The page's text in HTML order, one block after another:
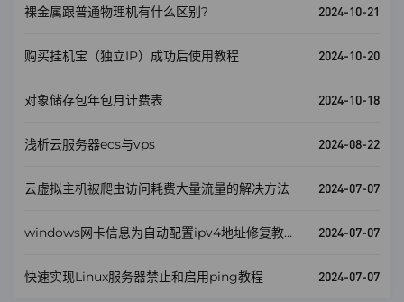
裸金属跟普通物理机有什么区别? 2024-10-21
购买挂机宝（独立IP）成功后使用教程 2024-10-20
对象储存包年包月计费表 2024-10-18
浅析云服务器ecs与vps 2024-08-22
云虚拟主机被爬虫访问耗费大量流量的解决方法 2024-07-07
windows网卡信息为自动配置ipv4地址修复教
2024-07-07
快速实现Linux服务器禁止和启用ping教程 2024-07-07